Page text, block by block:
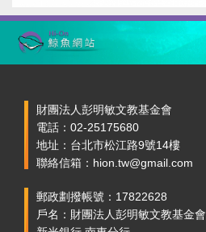
財團法人彭明敏文教基金會
電話：02-25175680
地址：台北市松江路9號14樓
聯絡信箱：hion.tw@gmail.com
郵政劃撥帳號：17822628
戶名：財團法人彭明敏文教基金會